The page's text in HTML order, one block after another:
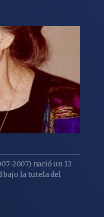
2007) nació un 12
bajo la tutela del